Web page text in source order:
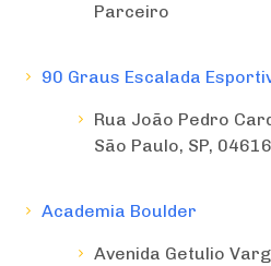
Parceiro
90 Graus Escalada
Rua João Pedro
São Paulo, SP,
Academia Boulder
Avenida Getulio